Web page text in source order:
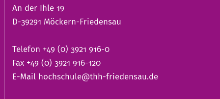
An der Ihle 19
D-39291 Möckern-Friedensau
Telefon +49 (0) 3921 916-0
Fax +49 (0) 3921 916-120
E-Mail hochschule@thh-friedensau.de